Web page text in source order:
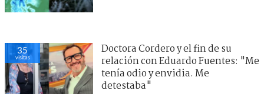
35
visitas
Doctora Cordero y el fin de su
relación con Eduardo Fuentes: "Me
tenía odio y envidia. Me
detestaba"